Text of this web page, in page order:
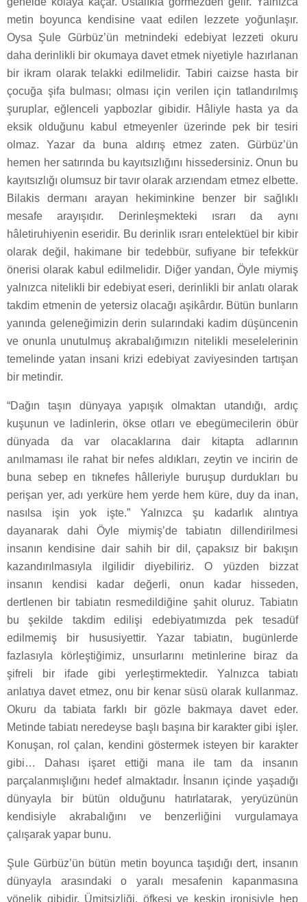
metin boyunca kendisine vaat edilen lezzete yoğunlaşır.
Oysa Şule Gürbüz’ün metnindeki edebiyat lezzeti okuru
daha derinlikli bir okumaya davet etmek niyetiyle hazırlanan
bir ikram olarak telakki edilmelidir. Tabiri caizse hasta bir
çocuğa şifa bulması; olması için verilen için tatlandırılmış
şuruplar, eğlenceli yapbozlar gibidir. Hâliyle hasta ya da
eksik olduğunu kabul etmeyenler üzerinde pek bir tesiri
olmaz. Yazar da buna aldırış etmez zaten. Gürbüz’ün
hemen her satırında bu kayıtsızlığını hissedersiniz. Onun bu
kayıtsızlığı olumsuz bir tavır olarak arzıendam etmez elbette.
Bilakis dermanı arayan hekiminkine benzer bir sağlıklı
mesafe arayışıdır. Derinleşmekteki ısrarı da aynı
hâletiruhiyenin eseridir. Bu derinlik ısrarı entelektüel bir kibir
olarak değil, hakimane bir tedebbür, sufiyane bir tefekkür
önerisi olarak kabul edilmelidir. Diğer yandan, Öyle miymiş
yalnızca nitelikli bir edebiyat eseri, derinlikli bir anlatı olarak
takdim etmenin de yetersiz olacağı aşikârdır. Bütün bunların
yanında geleneğimizin derin sularındaki kadim düşüncenin
ve onunla unutulmuş akrabalığımızın nitelikli meselelerinin
temelinde yatan insani krizi edebiyat zaviyesinden tartışan
bir metindir.
“Dağın taşın dünyaya yapışık olmaktan utandığı, ardıç
kuşunun ve ladinlerin, ökse otları ve ebegümecilerin öbür
dünyada da var olacaklarına dair kitapta adlarının
anılmaması ile rahat bir nefes aldıkları, zeytin ve incirin de
buna sebep en tıknefes hâlleriyle buruşup durdukları bu
perişan yer, adı yerküre hem yerde hem küre, duy da inan,
nasılsa işin yok işte.” Yalnızca şu kadarlık alıntıya
dayanarak dahi Öyle miymiş’de tabiatın dillendirilmesi
insanın kendisine dair sahih bir dil, çapaksız bir bakışın
kazandırılmasıyla ilgilidir diyebiliriz. O yüzden bizzat
insanın kendisi kadar değerli, onun kadar hisseden,
dertlenen bir tabiatın resmedildiğine şahit oluruz. Tabiatın
bu şekilde takdim edilişi edebiyatımızda pek tesadüf
edilmemiş bir hususiyettir. Yazar tabiatın, bugünlerde
fazlasıyla körleştiğimiz, unsurlarını metinlerine biraz da
şifreli bir ifade gibi yerleştirmektedir. Yalnızca tabiatı
anlatıya davet etmez, onu bir kenar süsü olarak kullanmaz.
Okuru da tabiata farklı bir gözle bakmaya davet eder.
Metinde tabiatı neredeyse başlı başına bir karakter gibi işler.
Konuşan, rol çalan, kendini göstermek isteyen bir karakter
gibi… Dahası işaret ettiği mana ile tam da insanın
parçalanmışlığını hedef almaktadır. İnsanın içinde yaşadığı
dünyayla bir bütün olduğunu hatırlatarak, yeryüzünün
kendisiyle akrabalığını ve benzerliğini vurgulamaya
çalışarak yapar bunu.
Şule Gürbüz’ün bütün metin boyunca taşıdığı dert, insanın
dünyayla arasındaki o yaralı mesafenin kapanmasına
yönelik gibidir. Ümitsizliği, öfkesi ve keskin ironisiyle hep